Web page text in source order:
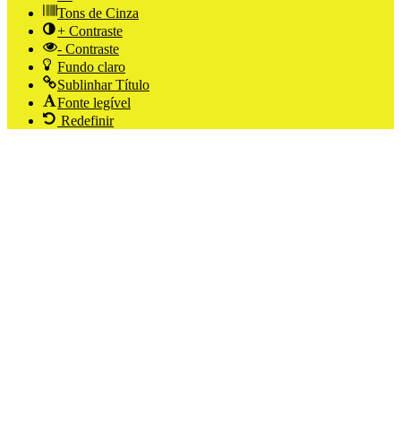
Tons de Cinza
+ Contraste
- Contraste
Fundo claro
Sublinhar Título
Fonte legível
Redefinir